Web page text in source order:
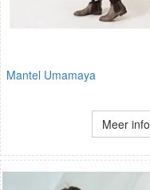
Mantel Umamaya
Meer info